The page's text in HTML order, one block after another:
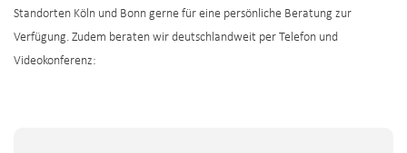
Standorten Köln und Bonn gerne für eine persönliche Beratung zur
Verfügung. Zudem beraten wir deutschlandweit per Telefon und
Videokonferenz: